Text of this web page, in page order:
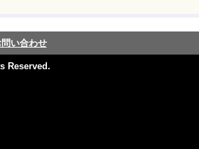
問い合わせ
Reserved.